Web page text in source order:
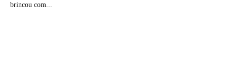
brincou com...